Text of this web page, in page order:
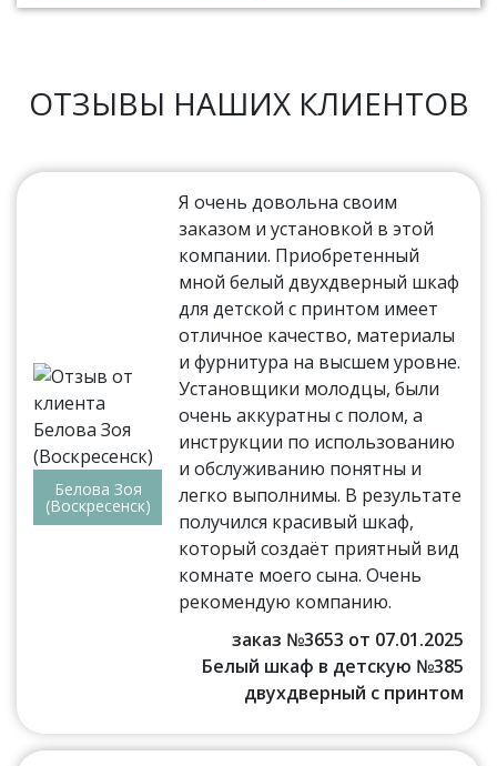
ОТЗЫВЫ НАШИХ КЛИЕНТОВ
Белова Зоя
(Воскресенск)
Я очень довольна своим
заказом и установкой в этой
компании. Приобретенный
мной белый двухдверный шкаф
для детской с принтом имеет
отличное качество, материалы
и фурнитура на высшем уровне.
Установщики молодцы, были
очень аккуратны с полом, а
инструкции по использованию
и обслуживанию понятны и
легко выполнимы. В результате
получился красивый шкаф,
который создаёт приятный вид
комнате моего сына. Очень
рекомендую компанию.
заказ №3653 от 07.01.2025
Белый шкаф в детскую №385
двухдверный с принтом